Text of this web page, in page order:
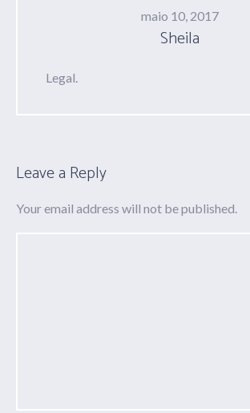
maio 10, 2017
Sheila
Legal.
Leave a Reply
Your email address will not be published.